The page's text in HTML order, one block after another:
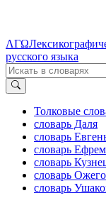
ΛΓΩ
русского языка
Толковые
словарь Даля
словарь
словарь
словарь
словарь
словарь